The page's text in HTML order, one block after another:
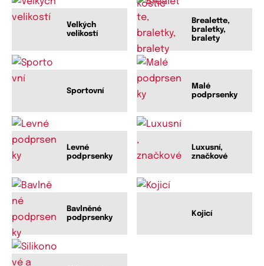
Velkých
velikostí
Brealette,
braletky,
bralety
Sportovní
Malé
podprsenky
Levné
podprsenky
Luxusní,
značkové
Bavlněné
podprsenky
Kojicí